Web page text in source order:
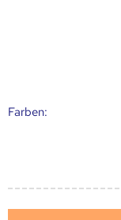
Farben: